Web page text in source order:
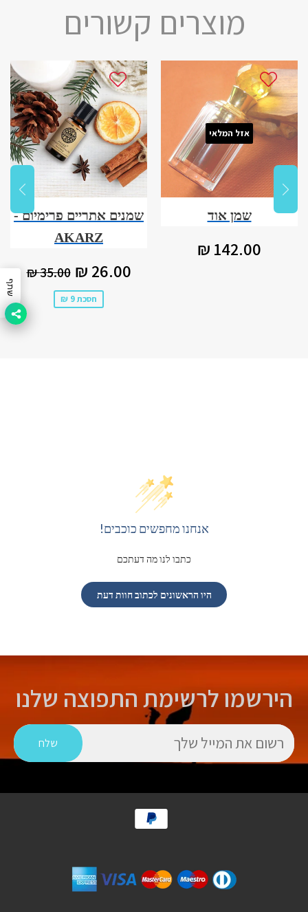
מוצרים קשורים
שמנים אתריים פרימיום -
AKARZ
מחיר
מבצע
26.00 ₪
26.00
₪
מחיר רגיל
35.00 ₪
₪
חסכת 9 ₪
אזל המלאי
שמן אוד
מחיר
רגיל
142.00 ₪
אנחנו מחפשים כוכבים!
כתבו לנו מה דעתכם
היו הראשונים לכתוב חוות דעת
הירשמו לרשימת התפוצה שלנו
שלח
תשלום
באשראי
שתף